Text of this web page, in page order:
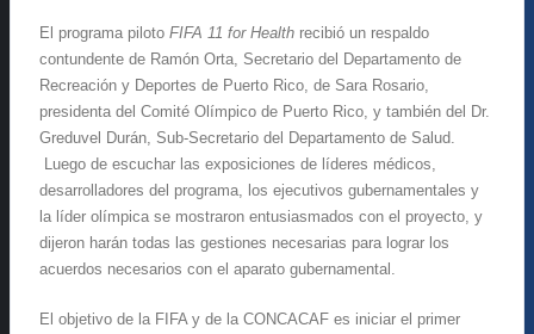
El programa piloto FIFA 11 for Health recibió un respaldo
contundente de Ramón Orta, Secretario del Departamento de
Recreación y Deportes de Puerto Rico, de Sara Rosario,
presidenta del Comité Olímpico de Puerto Rico, y también del Dr.
Greduvel Durán, Sub-Secretario del Departamento de Salud.
Luego de escuchar las exposiciones de líderes médicos,
desarrolladores del programa, los ejecutivos gubernamentales y
la líder olímpica se mostraron entusiasmados con el proyecto, y
dijeron harán todas las gestiones necesarias para lograr los
acuerdos necesarios con el aparato gubernamental.
El objetivo de la FIFA y de la CONCACAF es iniciar el primer